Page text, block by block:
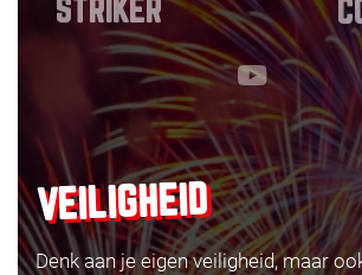
STRIKER
VEILIGHEID
Denk aan je eigen veiligheid, maar